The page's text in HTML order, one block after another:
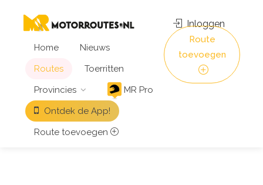
Home
Nieuws
Routes
Toerritten
Provincies
MR Pro
Ontdek de App!
Route toevoegen
Inloggen
Route
toevoegen